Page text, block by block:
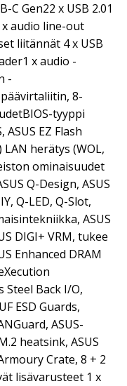
Gen22 x USB 2.01
audio line-out
liitännät 4 x USB
x audio -
-
8-
tyyppi
EZ Flash
herätys (WOL,
ominaisuudet
Q-Design, ASUS
Q-LED, Q-Slot,
ASUS
DIGI+ VRM, tukee
Enhanced DRAM
Steel Back I/O,
ESD Guards,
ASUS-
heatsink, ASUS
Crate, 8 + 2
lisävarusteet 1 x